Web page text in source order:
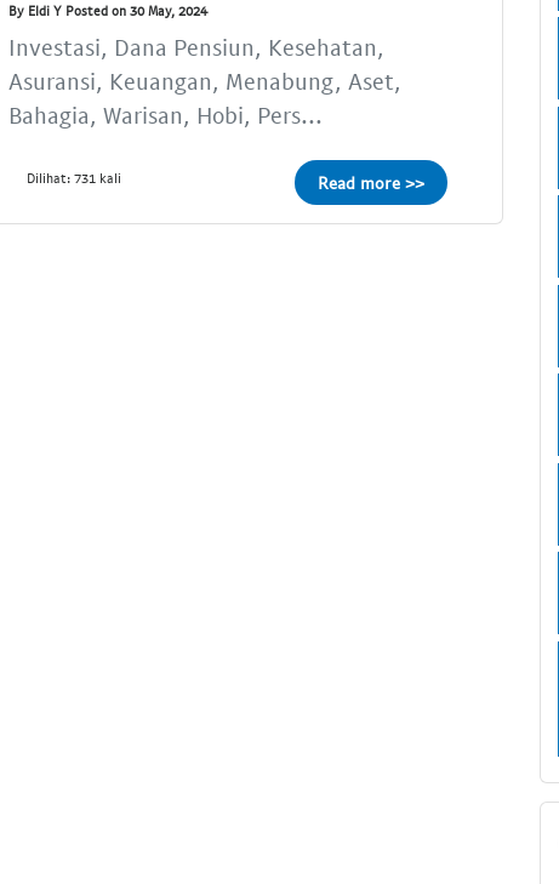
By Eldi Y Posted on 30 May, 2024
Investasi, Dana Pensiun, Kesehatan,
Asuransi, Keuangan, Menabung, Aset,
Bahagia, Warisan, Hobi, Pers...
Dilihat: 731 kali Read more >>